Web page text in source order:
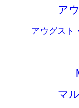
ア
「アウグス
マ